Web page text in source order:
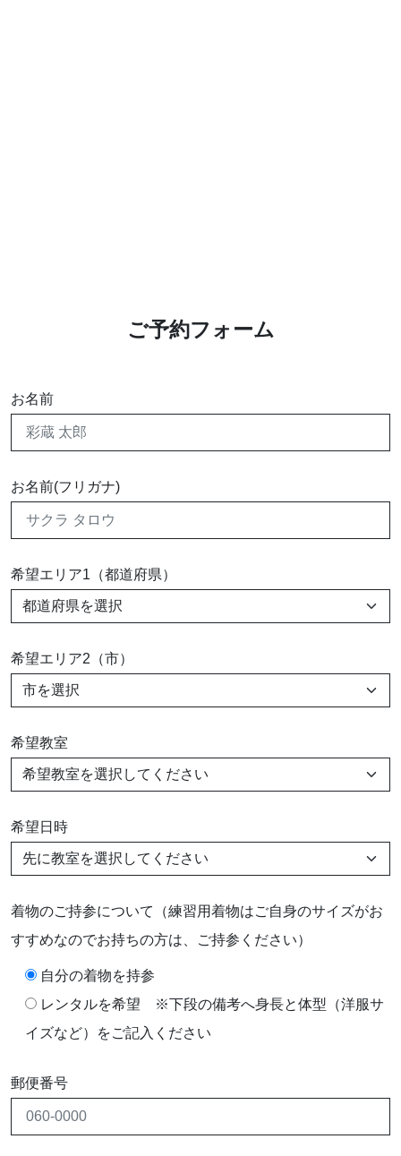
ご予約フォーム
お名前
お名前(フリガナ)
希望エリア1（都道府県）
希望エリア2（市）
希望教室
希望日時
着物のご持参について（練習用着物はご自身のサイズがお
すすめなのでお持ちの方は、ご持参ください）
自分の着物を持参
レンタルを希望 ※下段の備考へ身長と体型（洋服サ
イズなど）をご記入ください
郵便番号